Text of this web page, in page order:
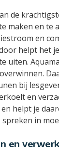
de
maken en te
en
helpt het
uiten.
bij
en
helpt je
in
en